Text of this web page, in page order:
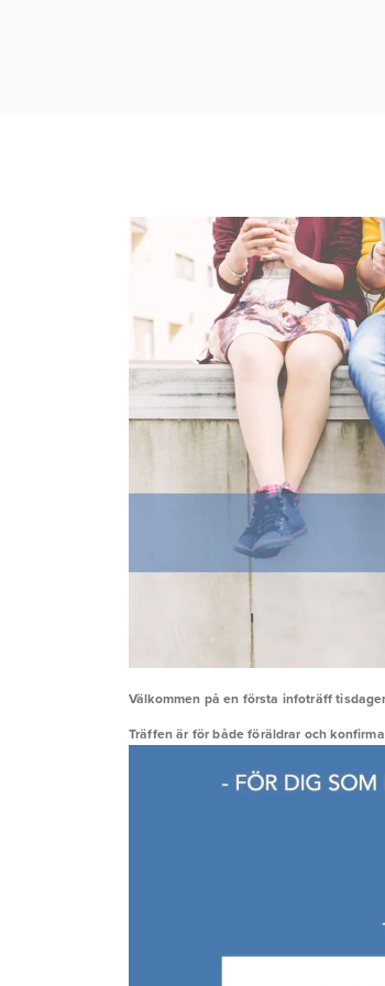
Välkommen på en första infoträff
Träffen är för både föräldrar och